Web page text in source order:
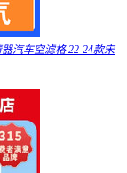
汽车空滤格 22-24款宋